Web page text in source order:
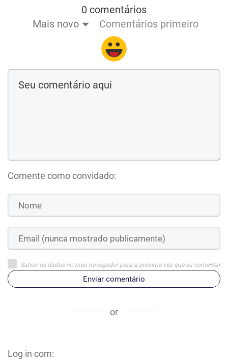
0 comentários
Mais novo
Comentários primeiro
Comente como convidado:
Salvar os dados no meu navegador para a próxima vez que eu comentar
Enviar comentário
or
Log in com: